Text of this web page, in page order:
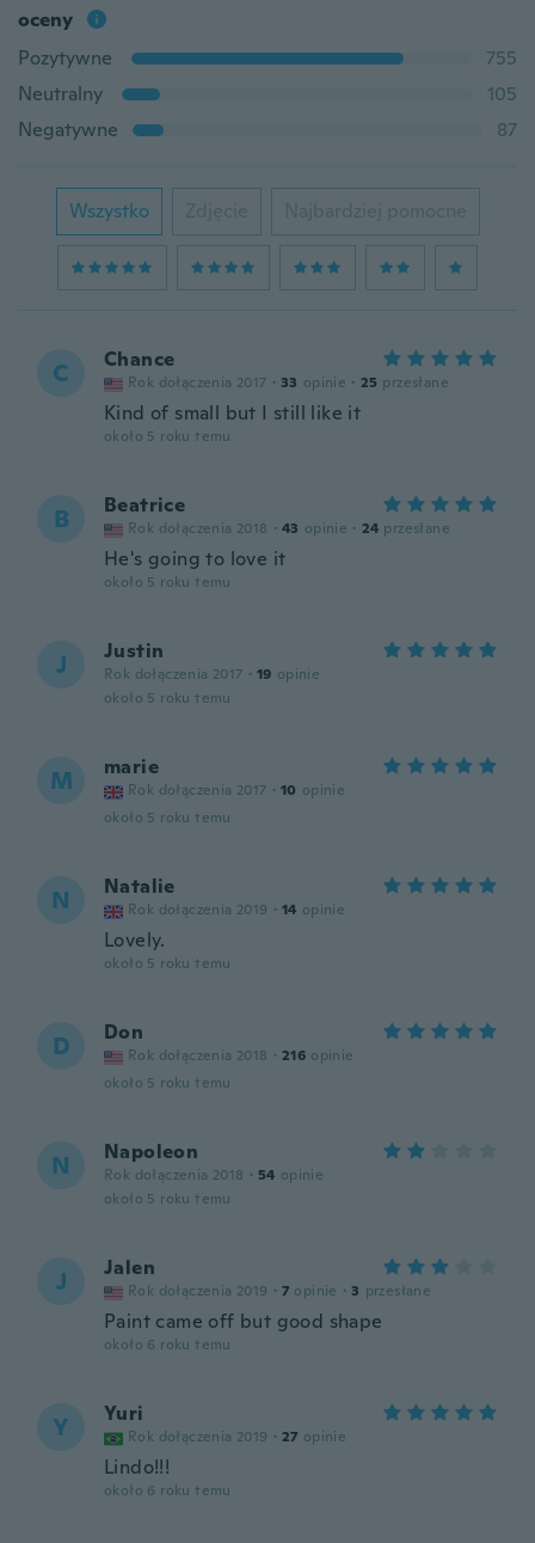
oceny
Pozytywne
755
Neutralny
105
Negatywne
87
Wszystko Zdjęcie Najbardziej pomocne
C Chance
Rok dołączenia 2017 · 33 opinie · 25 przesłane
Kind of small but I still like it
około 5 roku temu
B Beatrice
Rok dołączenia 2018 · 43 opinie · 24 przesłane
He's going to love it
około 5 roku temu
J Justin
Rok dołączenia 2017 · 19 opinie
około 5 roku temu
M marie
Rok dołączenia 2017 · 10 opinie
około 5 roku temu
N Natalie
Rok dołączenia 2019 · 14 opinie
Lovely.
około 5 roku temu
D Don
Rok dołączenia 2018 · 216 opinie
około 5 roku temu
N Napoleon
Rok dołączenia 2018 · 54 opinie
około 5 roku temu
J Jalen
Rok dołączenia 2019 · 7 opinie · 3 przesłane
Paint came off but good shape
około 6 roku temu
Y Yuri
Rok dołączenia 2019 · 27 opinie
Lindo!!!
około 6 roku temu